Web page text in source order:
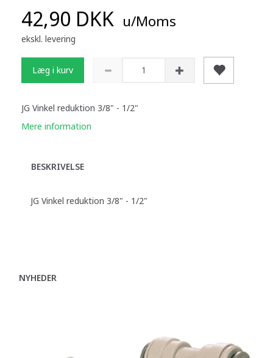
42,90 DKK u/Moms
ekskl. levering
Læg i kurv
JG Vinkel reduktion 3/8" - 1/2"
Mere information
BESKRIVELSE
JG Vinkel reduktion 3/8" - 1/2"
NYHEDER